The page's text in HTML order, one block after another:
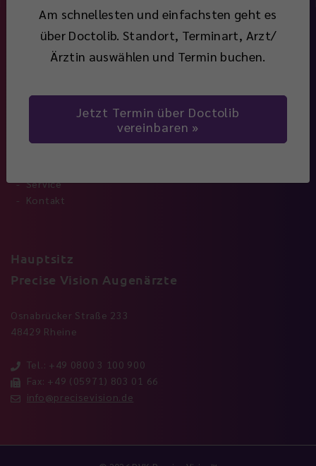
Am schnellesten und einfachsten geht es
über Doctolib. Standort, Terminart, Arzt/
Ärztin auswählen und Termin buchen.
Jetzt Termin über Doctolib
vereinbaren
Navigation
Service
Kontakt
Hauptsitz
Precise Vision Augenärzte
Osnabrücker Straße 233
48429 Rheine
Tel.: +49 0800 3 100 900
Fax: +49 (05971) 803 01 66
info@precisevision.de